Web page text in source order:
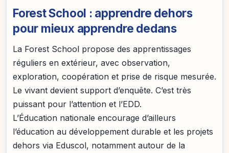
Forest School : apprendre dehors
pour mieux apprendre dedans
La Forest School propose des apprentissages
réguliers en extérieur, avec observation,
exploration, coopération et prise de risque mesurée.
Le vivant devient support d’enquête. C’est très
puissant pour l’attention et l’EDD.
L’Éducation nationale encourage d’ailleurs
l’éducation au développement durable et les projets
dehors via Eduscol, notamment autour de la